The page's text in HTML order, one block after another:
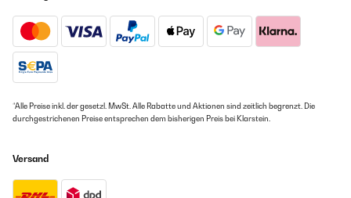
*Alle Preise inkl. der gesetzl. MwSt. Alle Rabatte und Aktionen sind zeitlich begrenzt. Die
durchgestrichenen Preise entsprechen dem bisherigen Preis bei Klarstein.
Versand